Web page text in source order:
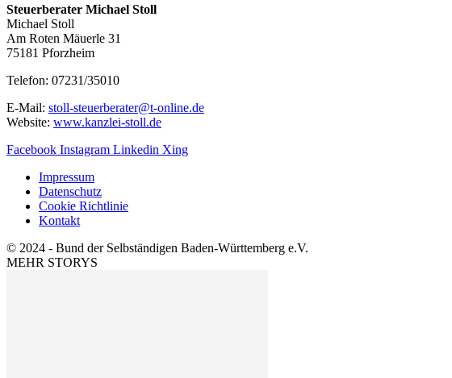
Steuerberater Michael Stoll
Michael Stoll
Am Roten Mäuerle 31
75181 Pforzheim
Telefon: 07231/35010
E-Mail: stoll-steuerberater@t-online.de
Website: www.kanzlei-stoll.de
Facebook Instagram Linkedin Xing
Impressum
Datenschutz
Cookie Richtlinie
Kontakt
© 2024 - Bund der Selbständigen Baden-Württemberg e.V.
MEHR STORYS